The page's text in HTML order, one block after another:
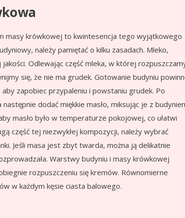
masy krówkowej to kwintesencja tego wyjątkowego
należy pamiętać o kilku zasadach. Mleko,
Odlewając część mleka, w której
się, że nie ma grudek. Gotowanie budyniu
zapobiec przypaleniu i powstaniu grudek. Po
dodać miękkie masło, miksując je z
masło było w temperaturze pokojowej, co ułatwi
część tej niezwykłej kompozycji, należy wybrać
Jeśli masa jest zbyt twarda, można ją delikatnie
Warstwy budyniu i masy krówkowej
rozpuszczeniu się kremów. Równomierne
w każdym kęsie ciasta balowego.